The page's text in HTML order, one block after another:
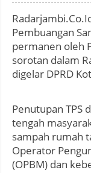
Pembuangan
permanen oleh
sorotan dalam
digelar DPRD
Penutupan TPS
tengah
sampah rumah
Operator
(OPBM) dan